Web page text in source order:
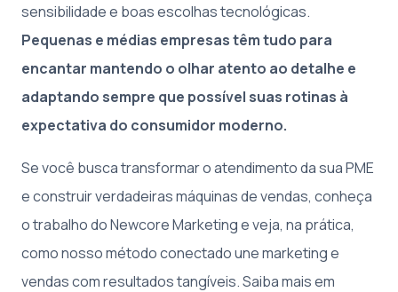
sensibilidade e boas escolhas tecnológicas.
Pequenas e médias empresas têm tudo para
encantar mantendo o olhar atento ao detalhe e
adaptando sempre que possível suas rotinas à
expectativa do consumidor moderno.
Se você busca transformar o atendimento da sua PME
e construir verdadeiras máquinas de vendas, conheça
o trabalho do Newcore Marketing e veja, na prática,
como nosso método conectado une marketing e
vendas com resultados tangíveis. Saiba mais em